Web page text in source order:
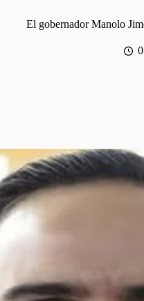
El gobernador Manolo